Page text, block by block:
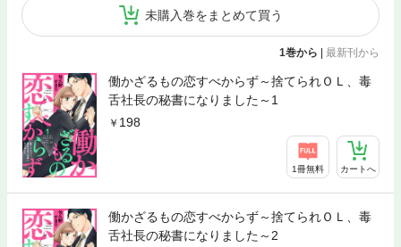
未購入巻をまとめて買う
1巻から | 最新刊から
働かざるもの恋すべからず～捨てられＯＬ、毒
舌社長の秘書になりました～1
198
1冊無料 カートへ
働かざるもの恋すべからず～捨てられＯＬ、毒
舌社長の秘書になりました～2